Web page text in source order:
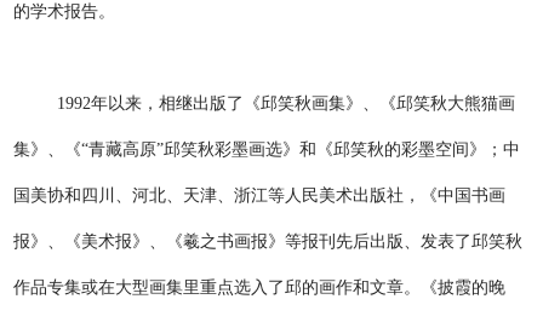
的学术报告。
1992年以来，相继出版了《邱笑秋画集》、《邱笑秋大熊猫画
集》、《“青藏高原”邱笑秋彩墨画选》和《邱笑秋的彩墨空间》；中
国美协和四川、河北、天津、浙江等人民美术出版社，《中国书画
报》、《美术报》、《羲之书画报》等报刊先后出版、发表了邱笑秋
作品专集或在大型画集里重点选入了邱的画作和文章。《披霞的晚